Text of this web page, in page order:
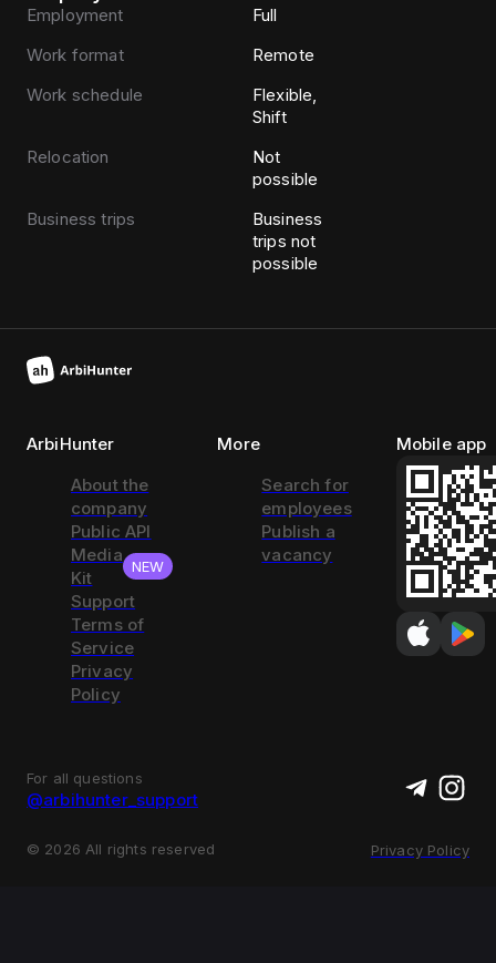
Employment
Full
Work format
Remote
Work schedule
Flexible,
Shift
Relocation
Not
possible
Business trips
Business
trips not
possible
ArbiHunter
About the
company
Public API
Media
Kit
NEW
Support
Terms of
Service
Privacy
Policy
More
Search for
employees
Publish a
vacancy
Mobile app
For all questions
@arbihunter_support
© 2026 All rights reserved Privacy Policy